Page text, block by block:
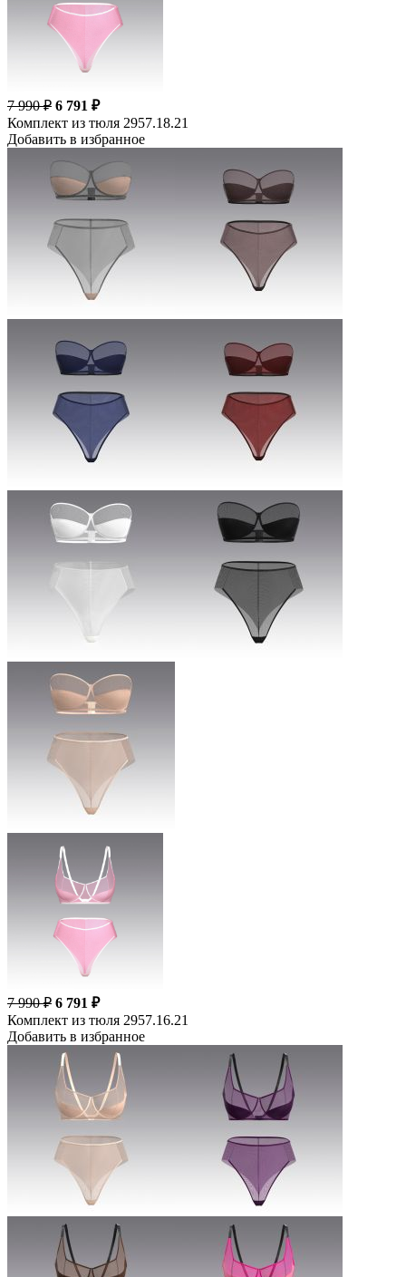
7 990 ₽ 6 791 ₽
Комплект из тюля 2957.18.21
Добавить в избранное
7 990 ₽ 6 791 ₽
Комплект из тюля 2957.16.21
Добавить в избранное